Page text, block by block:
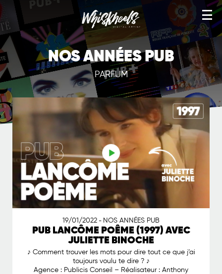
TÉLÉ VHS
NOS ANNÉES PUB
YEAH! TEES
NOS ANNÉES CANAL
ARTWORKS
WORKS
IMAGE STOCK
SERVICES
BOUTIQUE
NOS ANNÉES PUB
PARFUM
19/01/2022 - NOS ANNÉES PUB
PUB LANCÔME POÊME (1997) AVEC
JULIETTE BINOCHE
♪ Comment trouver les mots pour dire tout ce que j’ai
toujours voulu te dire ? ♪
Agence : Publicis Conseil – Réalisateur : Anthony